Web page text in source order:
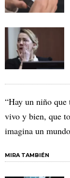
“Hay un niño
vivo y bien, que
imagina un
MIRA TAMBIÉN